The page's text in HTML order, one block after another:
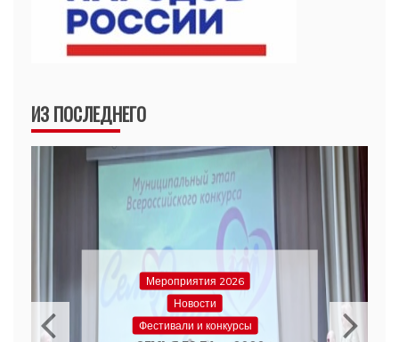
ИЗ ПОСЛЕДНЕГО
Мероприятия 2026
Новости
Фестивали и конкурсы